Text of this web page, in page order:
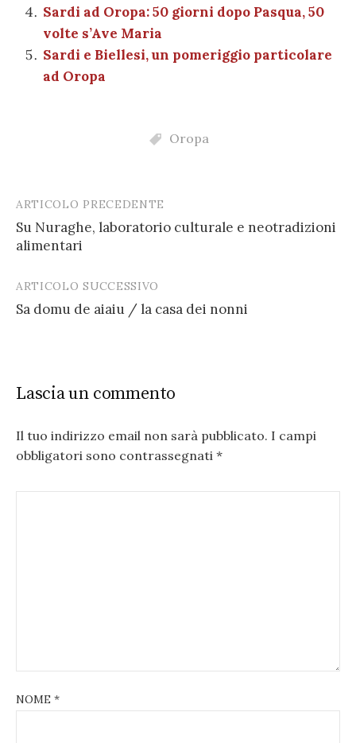
Sardi ad Oropa: 50 giorni dopo Pasqua, 50
volte s’Ave Maria
Sardi e Biellesi, un pomeriggio particolare
ad Oropa
Oropa
Post
navigation
ARTICOLO PRECEDENTE
Su Nuraghe, laboratorio culturale e neotradizioni
alimentari
ARTICOLO SUCCESSIVO
Sa domu de aiaiu / la casa dei nonni
Lascia un commento
Il tuo indirizzo email non sarà pubblicato. I campi
obbligatori sono contrassegnati *
NOME *